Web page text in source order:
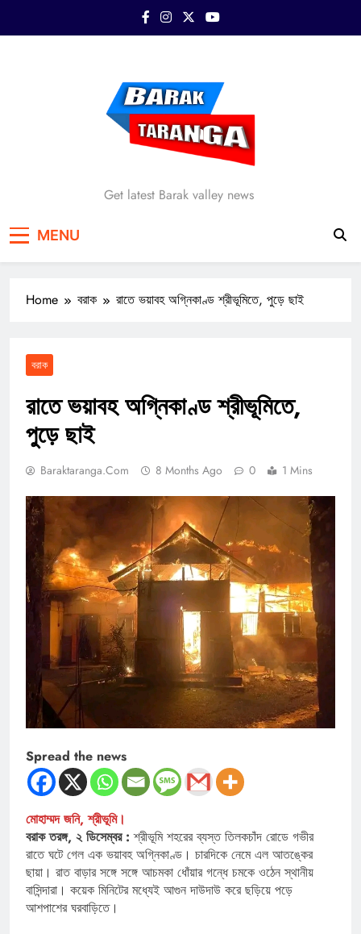
Barak Taranga
Get latest Barak valley news
MENU
Home বরাক রাতে ভয়াবহ অগ্নিকাণ্ড শ্রীভূমিতে, পুড়ে ছাই
বরাক
রাতে ভয়াবহ অগ্নিকাণ্ড শ্রীভূমিতে,
পুড়ে ছাই
Baraktaranga.com 8 Months Ago 0 1 Mins
Spread the news
মোহাম্মদ জনি, শ্রীভূমি।
বরাক তরঙ্গ, ২ ডিসেম্বর : শ্রীভূমি শহরের ব্যস্ত তিলকচাঁদ রোডে গভীর
রাতে ঘটে গেল এক ভয়াবহ অগ্নিকাণ্ড। চারদিকে নেমে এল আতঙ্কের
ছায়া। রাত বাড়ার সঙ্গে সঙ্গে আচমকা ধোঁয়ার গন্ধে চমকে ওঠেন স্থানীয়
বাসিন্দারা। কয়েক মিনিটের মধ্যেই আগুন দাউদাউ করে ছড়িয়ে পড়ে
আশপাশের ঘরবাড়িতে।